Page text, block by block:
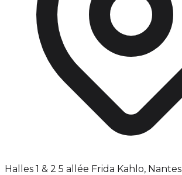
Halles 1 & 2 5 allée Frida Kahlo, Nantes